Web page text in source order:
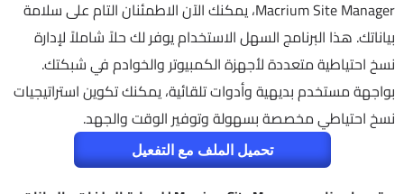
Macrium Site Manager، يمكنك الآن الاطمئنان التام على سلامة
بياناتك. هذا البرنامج السهل الاستخدام يوفر لك حلاً شاملاً لإدارة
نسخ احتياطية متعددة لأجهزة الكمبيوتر والخوادم في شبكتك.
بواجهة مستخدم بديهية وأدوات تلقائية، يمكنك تكوين استراتيجيات
نسخ احتياطي مخصصة بسهولة وتوفير الوقت والجهد.
تحميل الملف مع التفعيل